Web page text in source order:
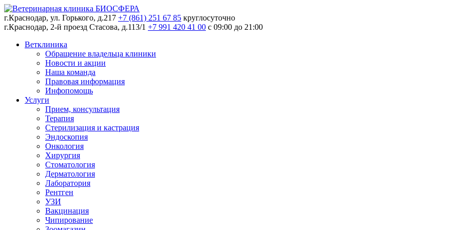
г.Краснодар, ул. Горького, д.217 +7 (861) 251 67 85 круглосуточно
г.Краснодар, 2-й проезд Стасова, д.113/1 +7 991 420 41 00 c 09:00 до 21:00
Ветклиника
Обращение владельца клиники
Новости и акции
Наша команда
Правовая информация
Инфопомощь
Услуги
Прием, консультация
Терапия
Стерилизация и кастрация
Эндоскопия
Онкология
Хирургия
Стоматология
Дерматология
Лаборатория
Рентген
УЗИ
Вакцинация
Чипирование